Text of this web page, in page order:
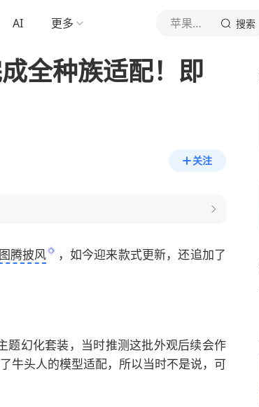
AI 更多 苹果牛看游戏 搜索
全种族适配！即
关注
腾披风
，如今迎来款式更新，还追加了
题幻化套装，当时推测这批外观后续会作
牛头人的模型适配，所以当时不是说，可